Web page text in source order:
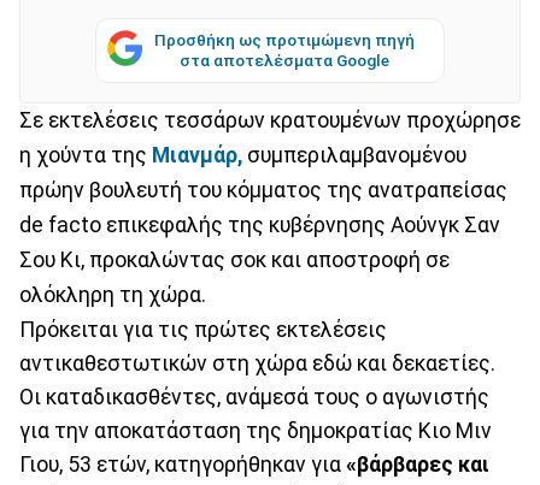
Προσθήκη ως προτιμώμενη πηγή
στα αποτελέσματα Google
Σε εκτελέσεις τεσσάρων κρατουμένων προχώρησε
η χούντα της Μιανμάρ, συμπεριλαμβανομένου
πρώην βουλευτή του κόμματος της ανατραπείσας
de facto επικεφαλής της κυβέρνησης Αούνγκ Σαν
Σου Κι, προκαλώντας σοκ και αποστροφή σε
ολόκληρη τη χώρα.
Πρόκειται για τις πρώτες εκτελέσεις
αντικαθεστωτικών στη χώρα εδώ και δεκαετίες.
Οι καταδικασθέντες, ανάμεσά τους ο αγωνιστής
για την αποκατάσταση της δημοκρατίας Κιο Μιν
Γιου, 53 ετών, κατηγορήθηκαν για «βάρβαρες και